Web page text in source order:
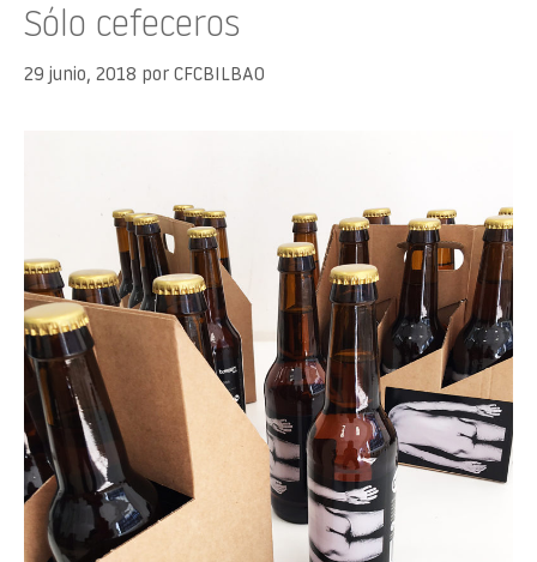
Sólo cefeceros
29 junio, 2018 por CFCBILBAO